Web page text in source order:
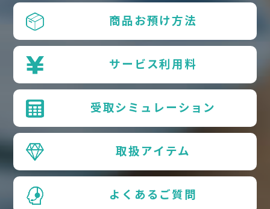
商品お預け方法
サービス利用料
受取シミュレーション
取扱アイテム
よくあるご質問